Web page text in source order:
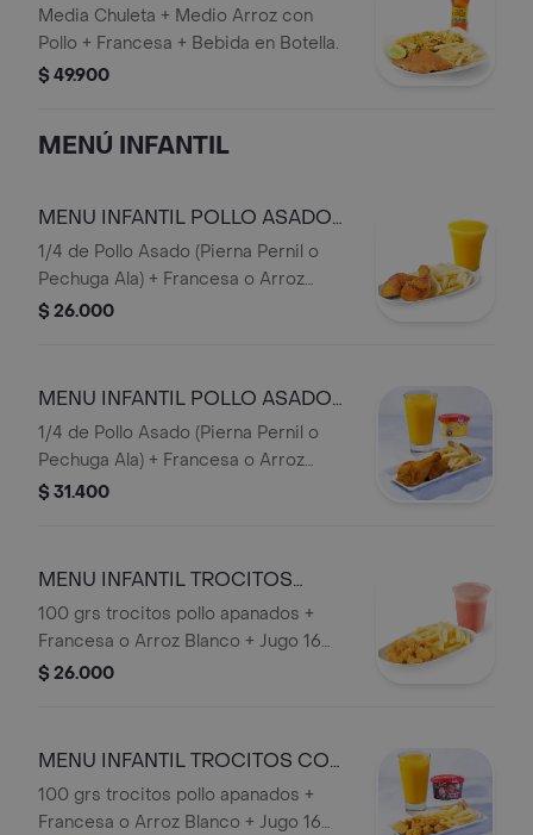
Media Chuleta + Medio Arroz con
Pollo + Francesa + Bebida en Botella.
$ 49.900
MENÚ INFANTIL
MENU INFANTIL POLLO ASADO
SOLO
1/4 de Pollo Asado (Pierna Pernil o
Pechuga Ala) + Francesa o Arroz
Blanco + Jugo 16 onzas (Mora o
$ 26.000
MENU INFANTIL POLLO ASADO
CON HELADO
1/4 de Pollo Asado (Pierna Pernil o
Pechuga Ala) + Francesa o Arroz
Blanco + Jugo 16 onzas (Mora o
$ 31.400
MENU INFANTIL TROCITOS
SOLO
100 grs trocitos pollo apanados +
Francesa o Arroz Blanco + Jugo 16
onzas (Mora o Mango).
$ 26.000
MENU INFANTIL TROCITOS CON
HELADO
100 grs trocitos pollo apanados +
Francesa o Arroz Blanco + Jugo 16